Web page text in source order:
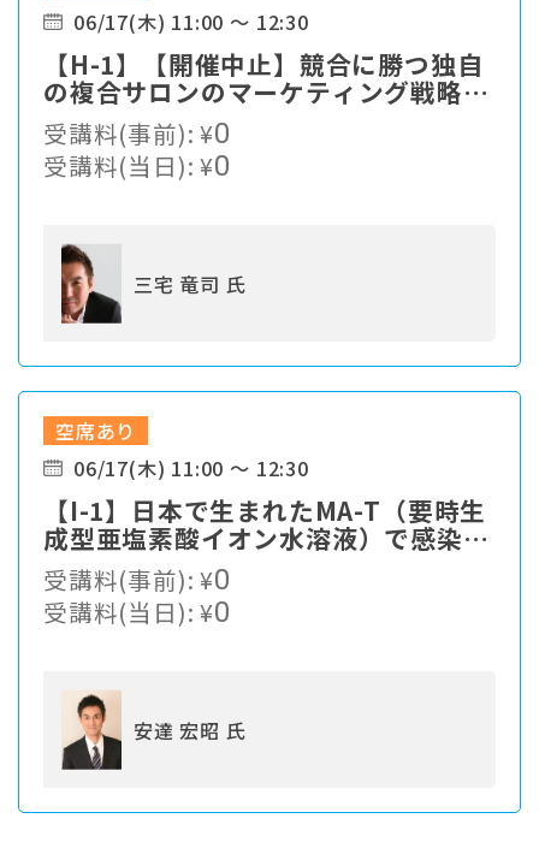
06/17(木) 11:00 ～ 12:30
【H-1】【開催中止】競合に勝つ独自
の複合サロンのマーケティング戦略と
は？
受講料(事前):¥0
受講料(当日):¥0
三宅 竜司 氏
空席あり
06/17(木) 11:00 ～ 12:30
【I-1】⽇本で⽣まれたMA-T（要時⽣
成型亜塩素酸イオン⽔溶液）で感染症
対策
受講料(事前):¥0
受講料(当日):¥0
安達 宏昭 氏